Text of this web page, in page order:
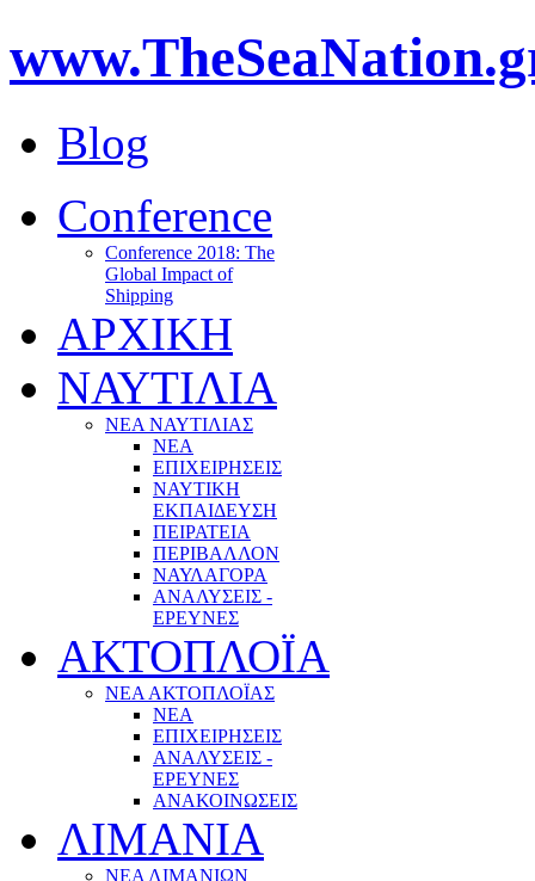
Blog
Conference
Conference 2018: The
Global Impact of
Shipping
ΑΡΧΙΚΗ
ΝΑΥΤΙΛΙΑ
ΝΕΑ ΝΑΥΤΙΛΙΑΣ
ΝΕΑ
ΕΠΙΧΕΙΡΗΣΕΙΣ
ΝΑΥΤΙΚΗ
ΕΚΠΑΙΔΕΥΣΗ
ΠΕΙΡΑΤΕΙΑ
ΠΕΡΙΒΑΛΛΟΝ
ΝΑΥΛΑΓΟΡΑ
ΑΝΑΛΥΣΕΙΣ -
ΕΡΕΥΝΕΣ
ΑΚΤΟΠΛΟΪΑ
ΝΕΑ ΑΚΤΟΠΛΟΪΑΣ
ΝΕΑ
ΕΠΙΧΕΙΡΗΣΕΙΣ
ΑΝΑΛΥΣΕΙΣ -
ΕΡΕΥΝΕΣ
ΑΝΑΚΟΙΝΩΣΕΙΣ
ΛΙΜΑΝΙΑ
ΝΕΑ ΛΙΜΑΝΙΩΝ